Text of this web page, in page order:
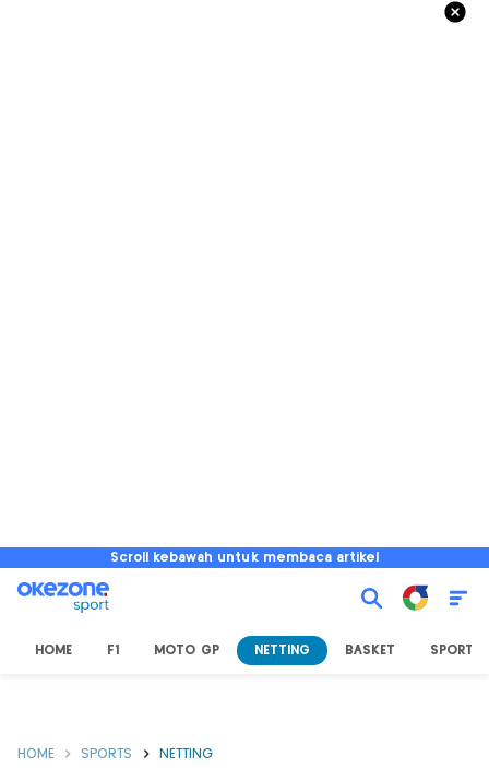
Scroll kebawah untuk membaca artikel
HOME F1 MOTO GP NETTING BASKET SPORT
HOME SPORTS NETTING